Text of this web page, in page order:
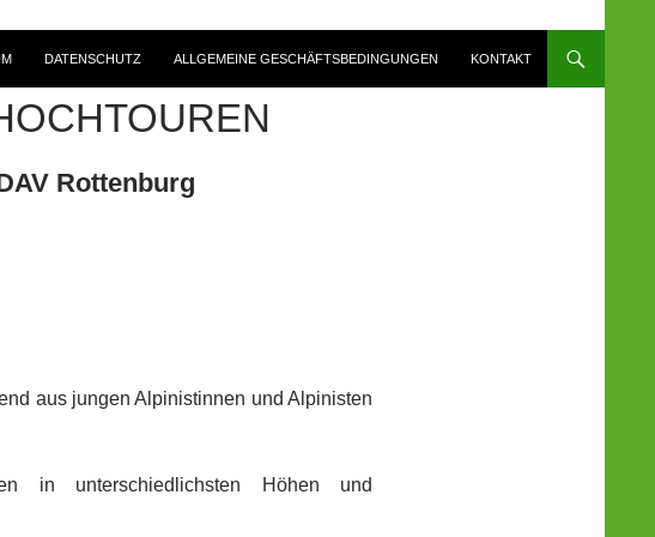
DATENSCHUTZ ALLGEMEINE GESCHÄFTSBEDINGUNGEN KONTAKT
Rottenburg
aus jungen Alpinistinnen und Alpinisten
in unterschiedlichsten Höhen und